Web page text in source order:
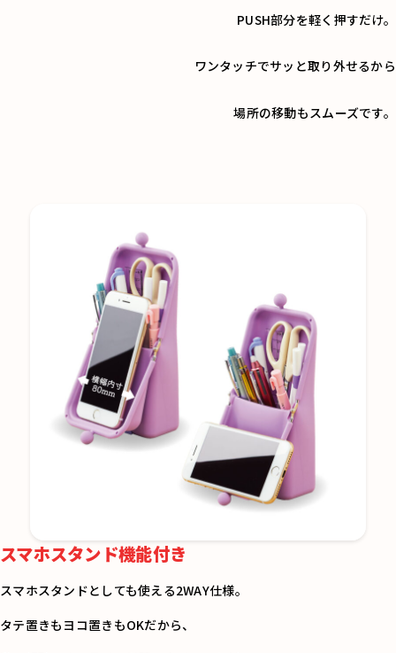
PUSH部分を軽く押すだけ。
ワンタッチでサッと取り外せるから
場所の移動もスムーズです。
スマホスタンド機能付き
スマホスタンドとしても使える2WAY仕様。
タテ置きもヨコ置きもOKだから、